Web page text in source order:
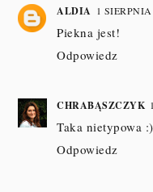
ALDIA 1
Piekna jest!
Odpowiedz
CHRABĄSZCZYK
Taka nietypowa
Odpowiedz